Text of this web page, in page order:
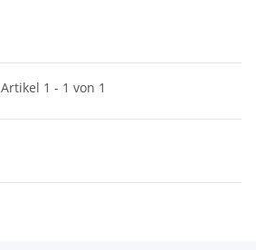
Artikel 1 - 1 von 1